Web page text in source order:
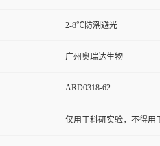
2-8℃防潮避光
广州奥瑞达生物
ARD0318-62
仅用于科研实验，不得用